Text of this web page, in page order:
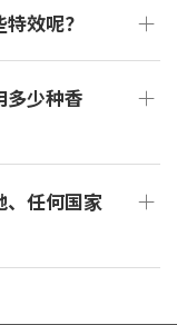
效呢？
多少种香
、任何国家